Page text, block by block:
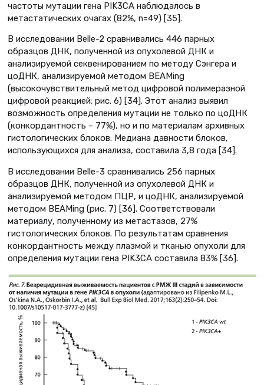
частоты мутации гена PIK3CA наблюдалось в
метастатических очагах (82%, n=49) [35].
В исследовании Belle-2 сравнивались 446 парных
образцов ДНК, полученной из опухолевой ДНК и
анализируемой секвенированием по методу Сэнгера и
цоДНК, анализируемой методом BEAMing
(высокочувствительный метод цифровой полимеразной
цифровой реакцией; рис. 6) [34]. Этот анализ выявил
возможность определения мутации не только по цоДНК
(конкордантность – 77%), но и по материалам архивных
гистологических блоков. Медиана давности блоков,
использующихся для анализа, составила 3,8 года [34].
В исследовании Belle-3 сравнивались 256 парных
образцов ДНК, полученной из опухолевой ДНК и
анализируемой методом ПЦР, и цоДНК, анализируемой
методом BEAMing (рис. 7) [36]. Соответствовали
материалу, полученному из метастазов, 27%
гистологических блоков. По результатам сравнения
конкордантность между плазмой и тканью опухоли для
определения мутации гена PIK3CA составила 83% [36].